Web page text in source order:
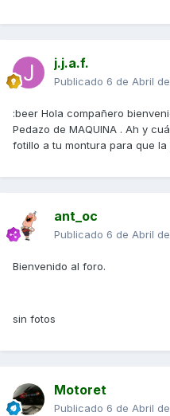
j.j.a.f.
Publicado 6 de Abril
:beer Hola compañero
Pedazo de MAQUINA . Ah y
fotillo a tu montura para que
ant_oc
Publicado 6 de Abril
Bienvenido al foro.
sin fotos
Motoret
Publicado 6 de Abril